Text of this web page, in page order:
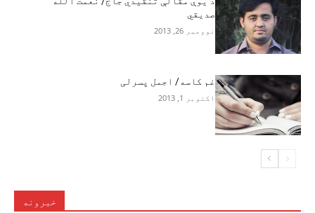
صديقي
نوومبر 26, 2013
غم کاسه/ اجمل پسرلی
اکتوبر 1, 2013
خبرونه